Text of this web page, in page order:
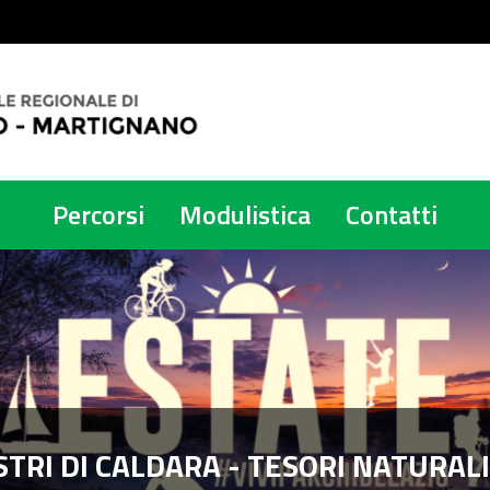
Percorsi Modulistica Contatti
DI CALDARA - TESORI